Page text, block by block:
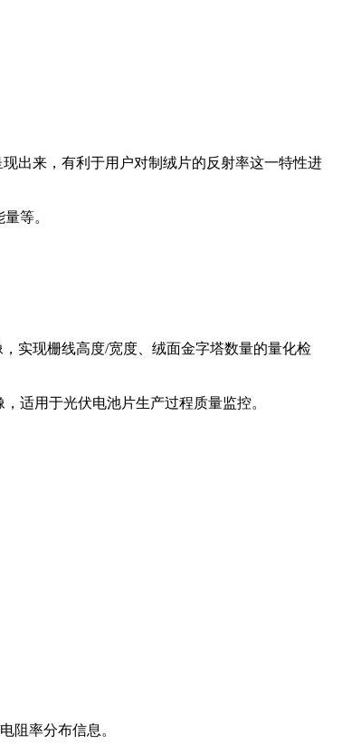
出来，有利于用户对制绒片的反射率这一特性进
等。
实现栅线高度/宽度、绒面金字塔数量的量化检
适用于光伏电池片生产过程质量监控。
阻率分布信息。